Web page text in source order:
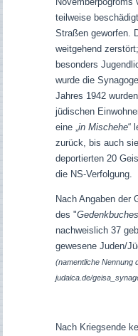
teilweise
Straßen geworfen.
weitgehend
besonders
wurde die
Jahres 1942
jüdischen
eine „ in Mischehe“
zurück, bis auch sie
deportierten 20
die NS-Verfolgung.
Nach Angaben der
des "
nachweislich 37
gewesene Juden/
(namentliche Nennung
judaica.de/
Nach Kriegsende